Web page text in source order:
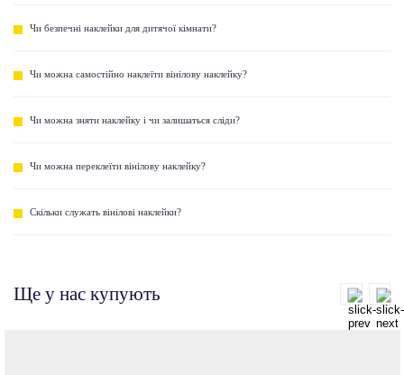
Чи безпечні наклейки для дитячої кімнати?
Чи можна самостійно наклеїти вінілову наклейку?
Чи можна зняти наклейку і чи залишаться сліди?
Чи можна переклеїти вінілову наклейку?
Скільки служать вінілові наклейки?
Ще у нас купують